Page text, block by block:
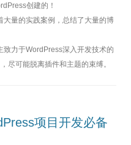
发
究
创建的！
量的实践案例，总结了大量的博
力于WordPress深入开发技术的
尽可能脱离插件和主题的束缚。
项目开发必备